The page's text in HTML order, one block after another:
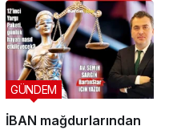
İBAN mağdurlarından
GÜNDEM